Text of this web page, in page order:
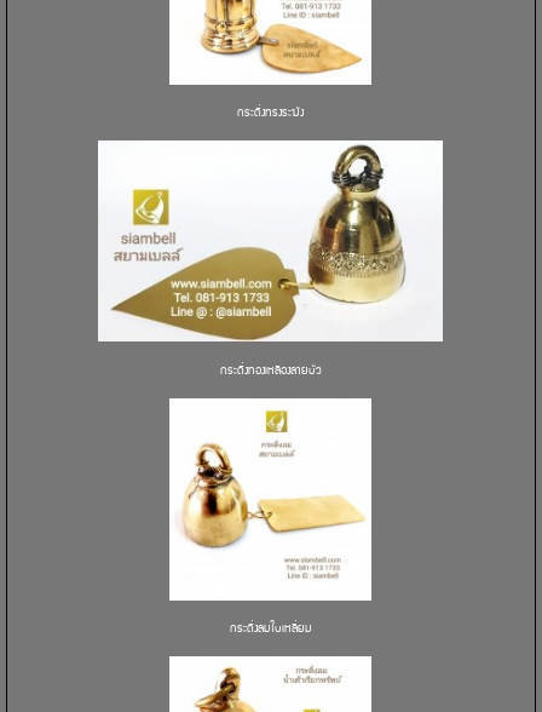
กระดิ่งทรงระฆัง
กระดิ่งทองเหลืองลายบัว
กระดิ่งลมใบเหลี่ยม